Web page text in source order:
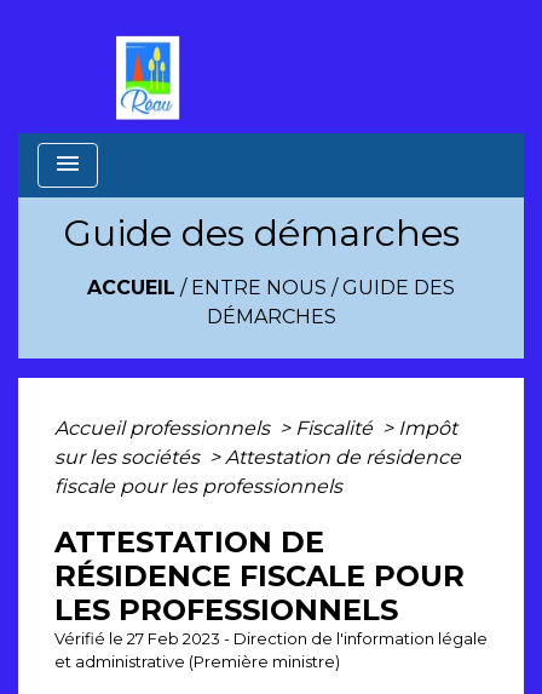
menu
Guide des démarches
ACCUEIL / ENTRE NOUS /GUIDE DES
DÉMARCHES
Accueil professionnels > Fiscalité > Impôt
sur les sociétés > Attestation de résidence
fiscale pour les professionnels
ATTESTATION DE
RÉSIDENCE FISCALE POUR
LES PROFESSIONNELS
Vérifié le 27 Feb 2023 - Direction de l'information légale
et administrative (Première ministre)